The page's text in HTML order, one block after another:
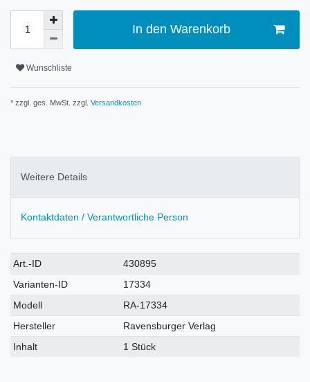
In den Warenkorb
Wunschliste
* zzgl. ges. MwSt. zzgl. Versandkosten
Weitere Details
Kontaktdaten / Verantwortliche Person
Technisches
Merkmal
Wert
Art.-ID
430895
Varianten-ID
17334
Modell
RA-17334
Hersteller
Ravensburger Verlag
Inhalt
1 Stück